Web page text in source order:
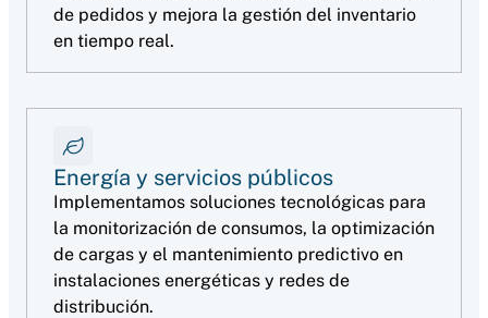
de pedidos y mejora la gestión del inventario
en tiempo real.
Energía y servicios públicos
Implementamos soluciones tecnológicas para
la monitorización de consumos, la optimización
de cargas y el mantenimiento predictivo en
instalaciones energéticas y redes de
distribución.